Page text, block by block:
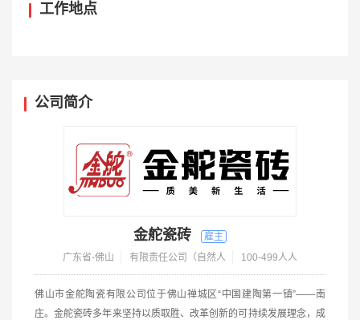
工作地点
公司简介
金舵瓷砖
广东省-佛山 有限责任公司（自然人 100-499人人
佛山市金舵陶瓷有限公司位于佛山禅城区“中国建陶第一镇”——南
庄。金舵瓷砖多年来坚持以质取胜、改革创新的可持续发展理念，成